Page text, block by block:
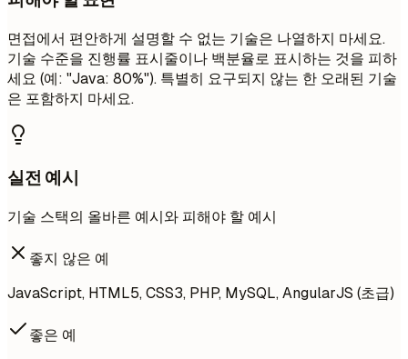
면접에서 편안하게 설명할 수 없는 기술은 나열하지 마세요.
기술 수준을 진행률 표시줄이나 백분율로 표시하는 것을 피하
세요 (예: "Java: 80%"). 특별히 요구되지 않는 한 오래된 기술
은 포함하지 마세요.
실전 예시
기술 스택의 올바른 예시와 피해야 할 예시
좋지 않은 예
JavaScript, HTML5, CSS3, PHP, MySQL, AngularJS (초급)
좋은 예